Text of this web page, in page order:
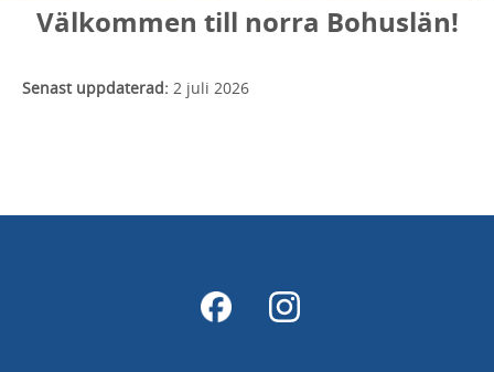
Välkommen till norra Bohuslän!
Senast uppdaterad: 2 juli 2026